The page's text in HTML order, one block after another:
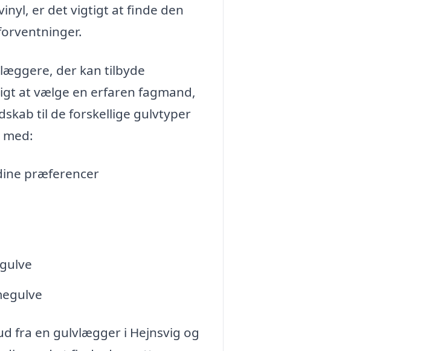
er det vigtigt at finde den
der kan tilbyde
at vælge en erfaren fagmand,
til de forskellige gulvtyper
præferencer
fra en gulvlægger i Hejnsvig og